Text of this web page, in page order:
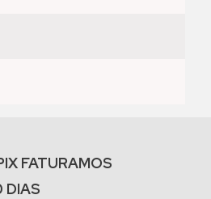
FATURAMOS
DIAS